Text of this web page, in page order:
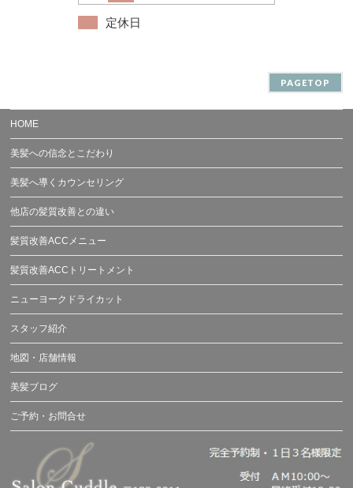
定休日
PAGETOP
HOME
美髪への信念とこだわり
美髪へ導くカウンセリング
他店の髪質改善との違い
髪質改善ACCメニュー
髪質改善ACCトリートメント
ニューヨークドライカット
スタッフ紹介
地図・店舗情報
美髪ブログ
ご予約・お問合せ